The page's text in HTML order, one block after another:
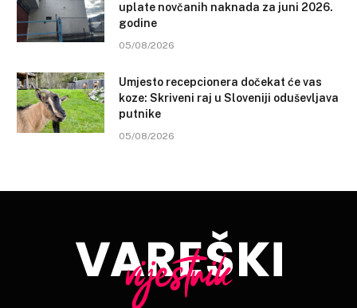
uplate novčanih naknada za juni 2026.
godine
05/08/2026
Umjesto recepcionera dočekat će vas
koze: Skriveni raj u Sloveniji oduševljava
putnike
05/08/2026